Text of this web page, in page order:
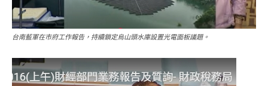
台南藍軍在市府工作報告，持續鎖定烏山頭水庫設置光電面板議題。